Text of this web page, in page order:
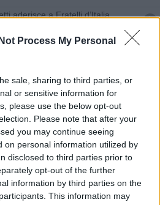
Process My Personal
sale, sharing to third parties, or
or sensitive information for
please use the below opt-out
Please note that after your
you may continue seeing
on personal information utilized by
disclosed to third parties prior to
opt-out of the further
information by third parties on the
This information may
aderisce a Fratelli d’Italia
salute con Auser Elba
gli atleti del Club del Mare
insegnanti per il Preside
sindaci ci danno ragione"
edizione 2014
donne